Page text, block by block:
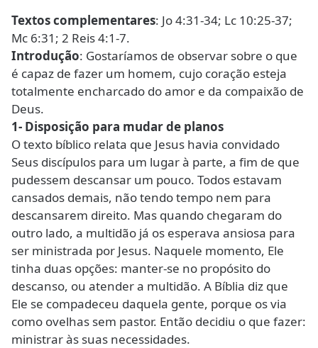
Textos complementares: Jo 4:31-34; Lc 10:25-37;
Mc 6:31; 2 Reis 4:1-7.
Introdução: Gostaríamos de observar sobre o que
é capaz de fazer um homem, cujo coração esteja
totalmente encharcado do amor e da compaixão de
Deus.
1- Disposição para mudar de planos
O texto bíblico relata que Jesus havia convidado
Seus discípulos para um lugar à parte, a fim de que
pudessem descansar um pouco. Todos estavam
cansados demais, não tendo tempo nem para
descansarem direito. Mas quando chegaram do
outro lado, a multidão já os esperava ansiosa para
ser ministrada por Jesus. Naquele momento, Ele
tinha duas opções: manter-se no propósito do
descanso, ou atender a multidão. A Bíblia diz que
Ele se compadeceu daquela gente, porque os via
como ovelhas sem pastor. Então decidiu o que fazer:
ministrar às suas necessidades.